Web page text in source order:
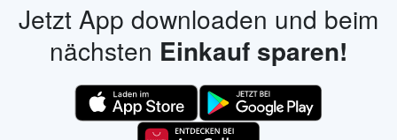
Jetzt App downloaden und beim
nächsten Einkauf sparen!